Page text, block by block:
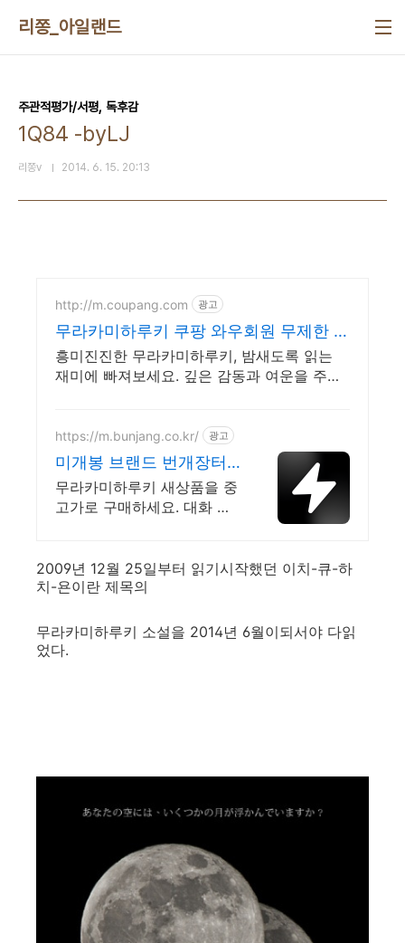
리쫑_아일랜드
주관적평가/서평, 독후감
1Q84 -byLJ
리쫑v 2014. 6. 15. 20:13
http://m.coupang.com 광고
무라카미하루키 쿠팡 와우회원 무제한 무
료배송
흥미진진한 무라카미하루키, 밤새도록 읽는
재미에 빠져보세요. 깊은 감동과 여운을 주는
https://m.bunjang.co.kr/ 광고
미개봉 브랜드 번개장터
국내 최대 브랜드 중고거
래
무라카미하루키 새상품을 중
고가로 구매하세요. 대화 없
구 최다 상품 매일 10만 개
이상의 신규 상품 업로드
2009년 12월 25일부터 읽기시작했던 이치-큐-하
치-욘이란 제목의
무라카미하루키 소설을 2014년 6월이되서야 다읽
었다.